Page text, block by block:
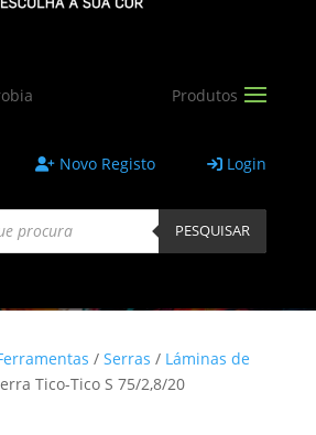
Novo Registo Login
PESQUISAR
/Serras / Láminas de
Tico-Tico S 75/2,8/20